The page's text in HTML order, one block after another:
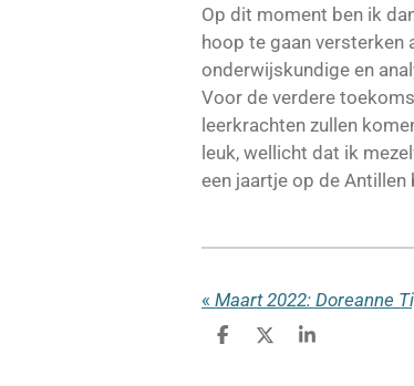
Op dit moment ben ik
hoop te gaan versterken
onderwijskundige en
Voor de verdere
leerkrachten zullen
leuk, wellicht dat ik
een jaartje op de
« Maart 2022: Doreanne
D
D
S